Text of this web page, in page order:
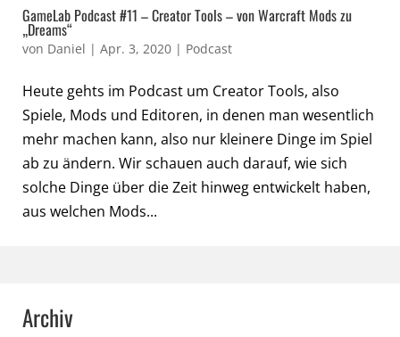
GameLab Podcast #11 – Creator Tools – von Warcraft Mods zu
„Dreams“
von Daniel | Apr. 3, 2020 | Podcast
Heute gehts im Podcast um Creator Tools, also
Spiele, Mods und Editoren, in denen man wesentlich
mehr machen kann, also nur kleinere Dinge im Spiel
ab zu ändern. Wir schauen auch darauf, wie sich
solche Dinge über die Zeit hinweg entwickelt haben,
aus welchen Mods...
Archiv